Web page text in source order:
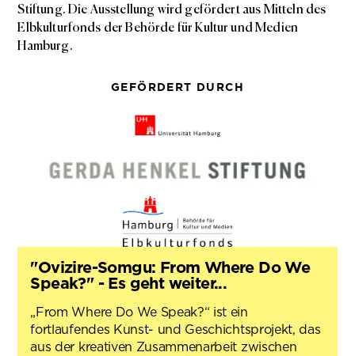
Stiftung. Die Ausstellung wird gefördert aus Mitteln des
Elbkulturfonds der Behörde für Kultur und Medien
Hamburg.
GEFÖRDERT DURCH
"Ovizire-Somgu: From Where Do We
Speak?" - Es geht weiter...
„From Where Do We Speak?“ ist ein
fortlaufendes Kunst- und Geschichtsprojekt, das
aus der kreativen Zusammenarbeit zwischen